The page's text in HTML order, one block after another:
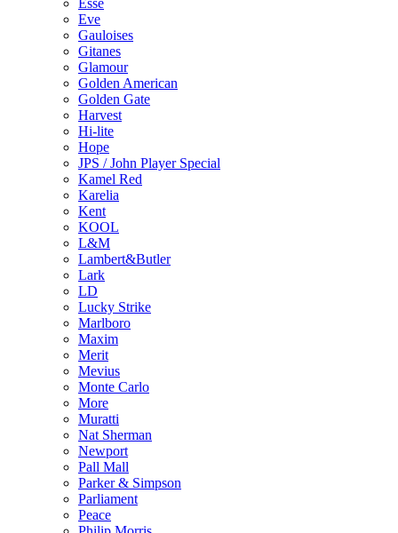
Esse
Eve
Gauloises
Gitanes
Glamour
Golden American
Golden Gate
Harvest
Hi-lite
Hope
JPS / John Player Special
Kamel Red
Karelia
Kent
KOOL
L&M
Lambert&Butler
Lark
LD
Lucky Strike
Marlboro
Maxim
Merit
Mevius
Monte Carlo
More
Muratti
Nat Sherman
Newport
Pall Mall
Parker & Simpson
Parliament
Peace